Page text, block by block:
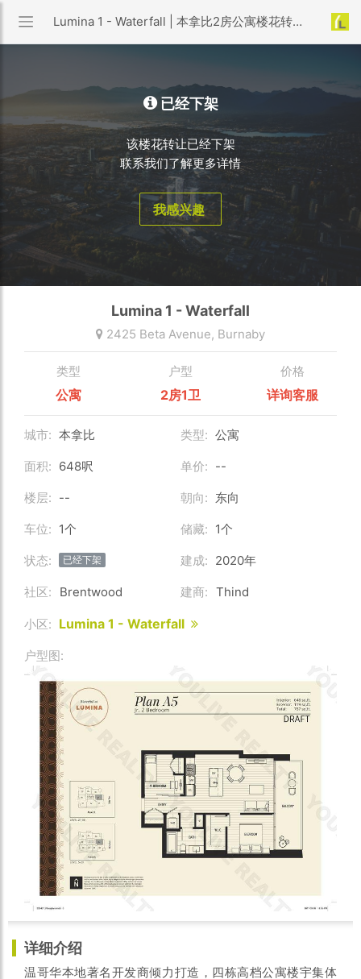
Lumina 1 - Waterfall | 本拿比2房公寓楼花转让 | 优利搜房
已经下架
该楼花转让已经下架
联系我们了解更多详情
我感兴趣
Lumina 1 - Waterfall
2425 Beta Avenue, Burnaby
类型
公寓
户型
2房1卫
价格
详询客服
城市: 本拿比 类型: 公寓
面积: 648呎 单价: --
楼层: -- 朝向: 东向
车位: 1个 储藏: 1个
状态: 已经下架 建成: 2020年
社区: Brentwood 建商: Thind
小区: Lumina 1 - Waterfall
户型图:
详细介绍
温哥华本地著名开发商倾力打造，四栋高档公寓楼宇集体